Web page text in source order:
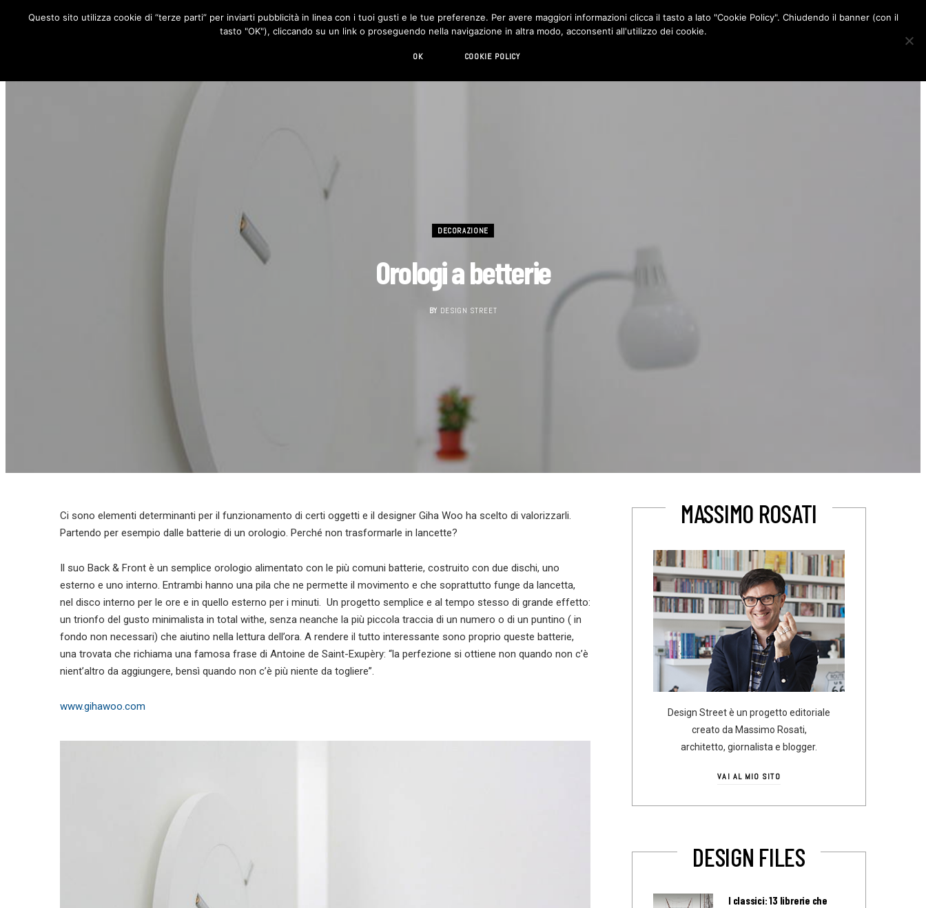
RUBRICHE DESIGN LIVING HI-TECH CHI SIAMO CONTATTI
o
g
r
d
DECORAZIONE
Orologi a betterie
BY DESIGN STREET
Ci sono elementi determinanti per il funzionamento di certi oggetti e il designer Giha Woo ha scelto di valorizzarli.
Partendo per esempio dalle batterie di un orologio. Perché non trasformarle in lancette?
Il suo Back & Front è un semplice orologio alimentato con le più comuni batterie, costruito con due dischi, uno
esterno e uno interno. Entrambi hanno una pila che ne permette il movimento e che soprattutto funge da lancetta,
nel disco interno per le ore e in quello esterno per i minuti. Un progetto semplice e al tempo stesso di grande effetto:
un trionfo del gusto minimalista in total withe, senza neanche la più piccola traccia di un numero o di un puntino ( in
fondo non necessari) che aiutino nella lettura dell’ora. A rendere il tutto interessante sono proprio queste batterie,
una trovata che richiama una famosa frase di Antoine de Saint-Exupèry: “la perfezione si ottiene non quando non c’è
nient’altro da aggiungere, bensì quando non c’è più niente da togliere”.
www.gihawoo.com
MASSIMO ROSATI
Design Street è un progetto editoriale
creato da Massimo Rosati,
architetto, giornalista e blogger.
VAI AL MIO SITO
DESIGN FILES
I classici: 13 librerie che
Questo sito utilizza cookie di “terze parti” per inviarti pubblicità in linea con i tuoi gusti e le tue preferenze. Per avere maggiori informazioni clicca il tasto a lato "Cookie Policy". Chiudendo il banner (con il
tasto "OK"), cliccando su un link o proseguendo nella navigazione in altra modo, acconsenti all'utilizzo dei cookie.
OK COOKIE POLICY